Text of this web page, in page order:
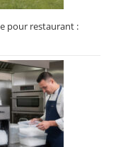
pour restaurant :